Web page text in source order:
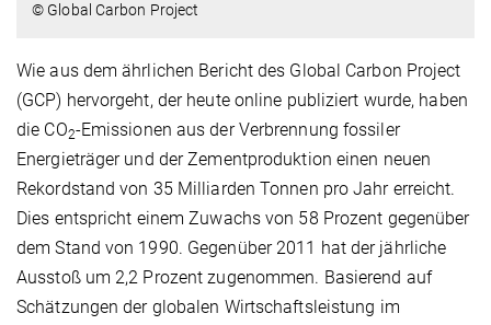
© Global Carbon Project
Wie aus dem ährlichen Bericht des Global Carbon Project
(GCP) hervorgeht, der heute online publiziert wurde, haben
die CO2-Emissionen aus der Verbrennung fossiler
Energieträger und der Zementproduktion einen neuen
Rekordstand von 35 Milliarden Tonnen pro Jahr erreicht.
Dies entspricht einem Zuwachs von 58 Prozent gegenüber
dem Stand von 1990. Gegenüber 2011 hat der jährliche
Ausstoß um 2,2 Prozent zugenommen. Basierend auf
Schätzungen der globalen Wirtschaftsleistung im